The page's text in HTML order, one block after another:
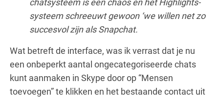
systeem schreeuwt gewoon ‘we willen net zo
succesvol zijn als Snapchat.
Wat betreft de interface, was ik verrast dat je nu
een onbeperkt aantal ongecategoriseerde chats
kunt aanmaken in Skype door op “Mensen
toevoegen” te klikken en het bestaande contact uit